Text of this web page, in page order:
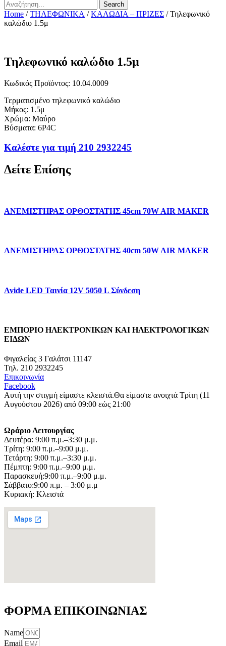
Search
Home /ΤΗΛΕΦΩΝΙΚΑ /ΚΑΛΩΔΙΑ – ΠΡΙΖΕΣ / Τηλεφωνικό
καλώδιο 1.5μ
Τηλεφωνικό καλώδιο 1.5μ
Κωδικός Προϊόντος: 10.04.0009
Τερματισμένο τηλεφωνικό καλώδιο
Mήκος: 1.5μ
Χρώμα: Μαύρο
Βύσματα: 6P4C
Καλέστε για τιμή 210 2932245
Δείτε Επίσης
ΑΝΕΜΙΣΤΗΡΑΣ ΟΡΘΟΣΤΑΤΗΣ 45cm 70W AIR MAKER
ΑΝΕΜΙΣΤΗΡΑΣ ΟΡΘΟΣΤΑΤΗΣ 40cm 50W AIR MAKER
Avide LED Ταινία 12V 5050 L Σύνδεση
ΕΜΠΟΡΙΟ ΗΛΕΚΤΡΟΝΙΚΩΝ ΚΑΙ ΗΛΕΚΤΡΟΛΟΓΙΚΩΝ
ΕΙΔΩΝ
Φιγαλείας 3 Γαλάτσι 11147
Τηλ. 210 2932245
Επικοινωνία
Facebook
Αυτή την στιγμή είμαστε κλειστά.Θα είμαστε ανοιχτά Τρίτη (11
Αυγούστου 2026) από 09:00 εώς 21:00
Ωράριο Λειτουργίας
Δευτέρα: 9:00 π.μ.–3:30 μ.μ.
Τρίτη: 9:00 π.μ.–9:00 μ.μ.
Τετάρτη: 9:00 π.μ.–3:30 μ.μ.
Πέμπτη: 9:00 π.μ.–9:00 μ.μ.
Παρασκευή:9:00 π.μ.–9:00 μ.μ.
Σάββατο:9:00 π.μ. – 3:00 μ.μ
Κυριακή: Κλειστά
ΦΟΡΜΑ ΕΠΙΚΟΙΝΩΝΙΑΣ
Name
Email